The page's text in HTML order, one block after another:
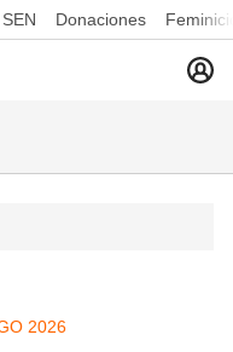
Donaciones
2026